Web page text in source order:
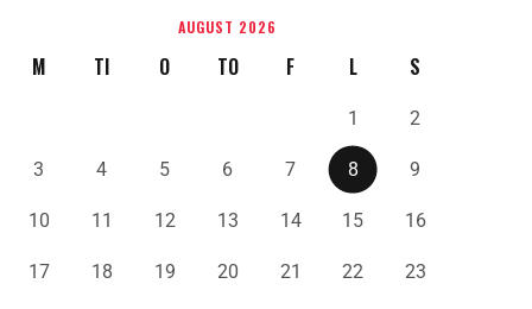
AUGUST 2026
M TI O TO F L S
1 2
3 4 5 6 7 8 9
10 11 12 13 14 15 16
17 18 19 20 21 22 23